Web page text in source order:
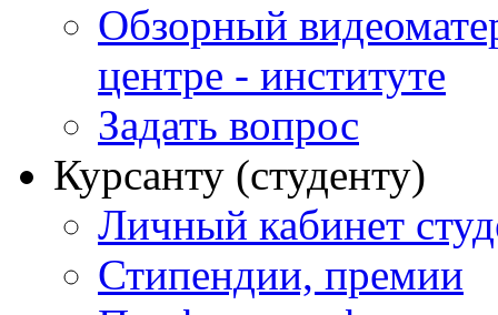
Обзорный
центре - институте
Задать вопрос
Курсанту (студенту)
Личный кабинет
Стипендии, премии